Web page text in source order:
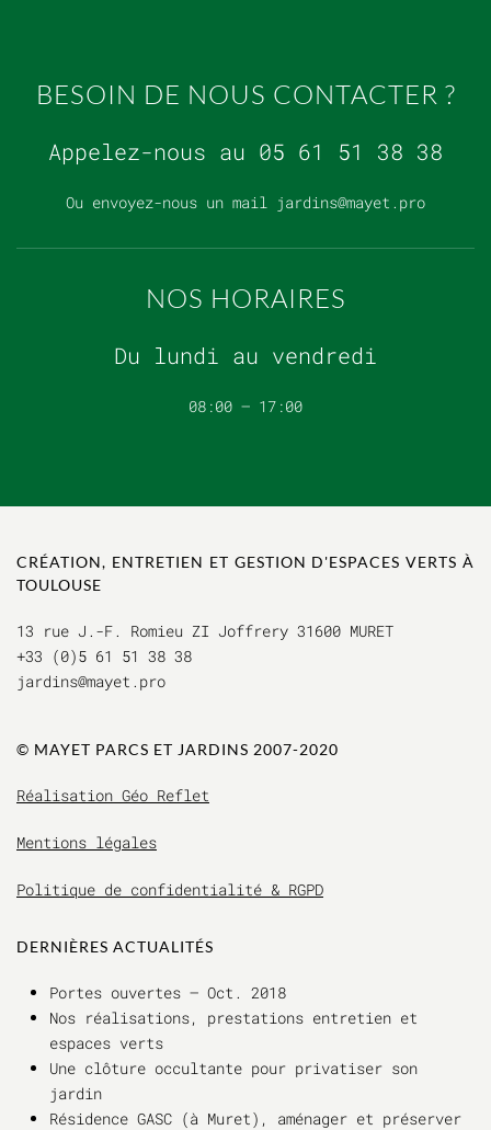
BESOIN DE NOUS CONTACTER ?
Appelez-nous au 05 61 51 38 38
Ou envoyez-nous un mail jardins@mayet.pro
NOS HORAIRES
Du lundi au vendredi
08:00 – 17:00
CRÉATION, ENTRETIEN ET GESTION D'ESPACES VERTS À
TOULOUSE
13 rue J.-F. Romieu ZI Joffrery 31600 MURET
+33 (0)5 61 51 38 38
jardins@mayet.pro
© MAYET PARCS ET JARDINS 2007-2020
Réalisation Géo Reflet
Mentions légales
Politique de confidentialité & RGPD
DERNIÈRES ACTUALITÉS
Portes ouvertes – Oct. 2018
Nos réalisations, prestations entretien et
espaces verts
Une clôture occultante pour privatiser son
jardin
Résidence GASC (à Muret), aménager et préserver